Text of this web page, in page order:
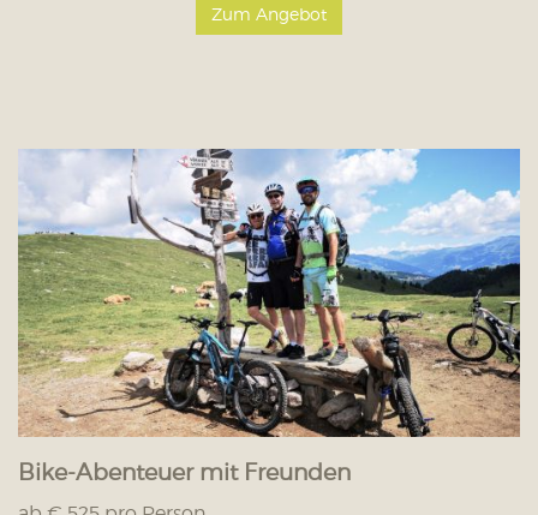
Zum Angebot
Bike-Abenteuer mit Freunden